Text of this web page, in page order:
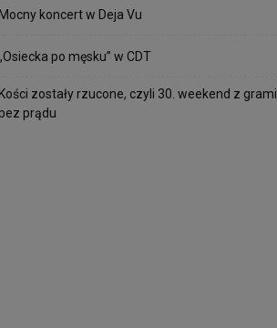
koncert w Deja Vu
po męsku” w CDT
zostały rzucone, czyli 30. weekend z grami
prądu